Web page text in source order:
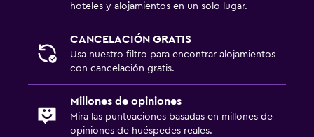
hoteles y alojamientos en un solo lugar.
CANCELACIÓN GRATIS
Usa nuestro filtro para encontrar alojamientos
con cancelación gratis.
Millones de opiniones
Mira las puntuaciones basadas en millones de
opiniones de huéspedes reales.